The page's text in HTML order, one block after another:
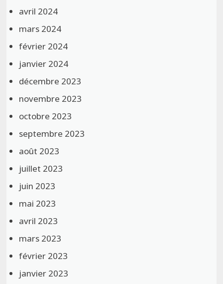
avril 2024
mars 2024
février 2024
janvier 2024
décembre 2023
novembre 2023
octobre 2023
septembre 2023
août 2023
juillet 2023
juin 2023
mai 2023
avril 2023
mars 2023
février 2023
janvier 2023